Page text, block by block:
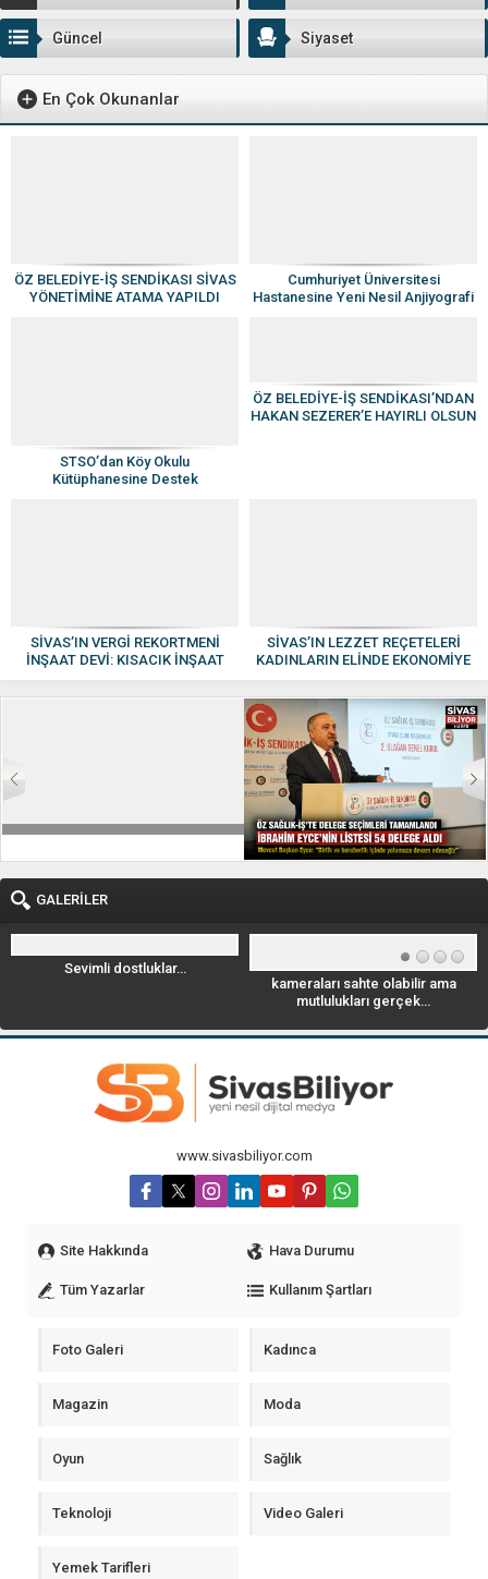
Güncel Siyaset
En Çok Okunanlar
ÖZ BELEDİYE-İŞ SENDİKASI SİVAS
YÖNETİMİNE ATAMA YAPILDI
Cumhuriyet Üniversitesi
Hastanesine Yeni Nesil Anjiyografi
STSO’dan Köy Okulu
Kütüphanesine Destek
ÖZ BELEDİYE-İŞ SENDİKASI’NDAN
HAKAN SEZERER’E HAYIRLI OLSUN
SİVAS’IN VERGİ REKORTMENİ
İNŞAAT DEVİ: KISACIK İNŞAAT
GÜVEN VE KALİTENİN ADI OLDU
SİVAS’IN LEZZET REÇETELERİ
KADINLARIN ELİNDE EKONOMİYE
KAZANDIRILIYOR
GALERİLER
Sevimli dostluklar…
kameraları sahte olabilir ama
mutlulukları gerçek…
www.sivasbiliyor.com
Site Hakkında Hava Durumu
Tüm Yazarlar Kullanım Şartları
Foto Galeri Kadınca
Magazin Moda
Oyun Sağlık
Teknoloji Video Galeri
Yemek Tarifleri